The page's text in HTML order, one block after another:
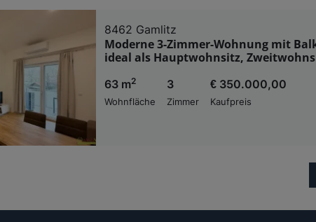
8462 Gamlitz
Moderne 3-Zimmer-Wohnung mit
ideal als Hauptwohnsitz,
63 m2
Wohnfläche
3
Zimmer
€ 350.000,00
Kaufpreis